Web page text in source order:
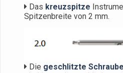
Das kreuzspitze
Spitzenbreite von 2 mm.
Die geschlitzte